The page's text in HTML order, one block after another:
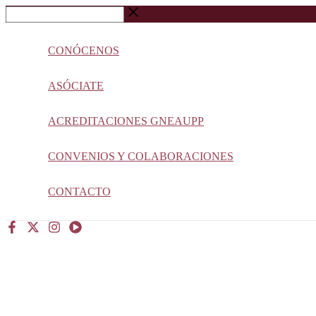
Ir
al
Buscar
…
CONÓCENOS
ASÓCIATE
ACREDITACIONES GNEAUPP
CONVENIOS Y COLABORACIONES
CONTACTO